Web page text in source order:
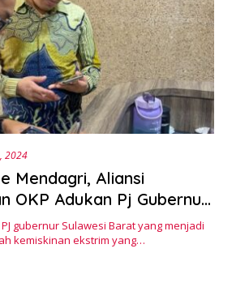
2024
Mendagri, Aliansi
OKP Adukan Pj Gubernur
gubernur Sulawesi Barat yang menjadi
kemiskinan ekstrim yang…